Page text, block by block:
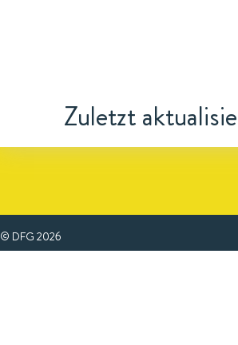
Zuletzt
© DFG 2026